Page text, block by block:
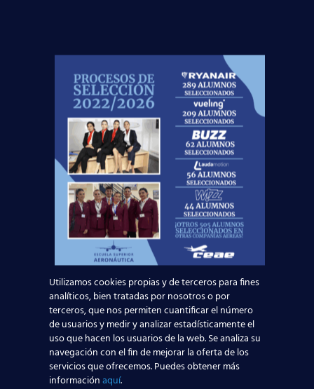
Leer más
Centro: Edad:
Utilizamos cookies propias y de terceros para fines
analíticos, bien tratadas por nosotros o por
terceros, que nos permiten cuantificar el número
de usuarios y medir y analizar estadísticamente el
uso que hacen los usuarios de la web. Se analiza su
navegación con el fin de mejorar la oferta de los
servicios que ofrecemos. Puedes obtener más
informaciónaquí.